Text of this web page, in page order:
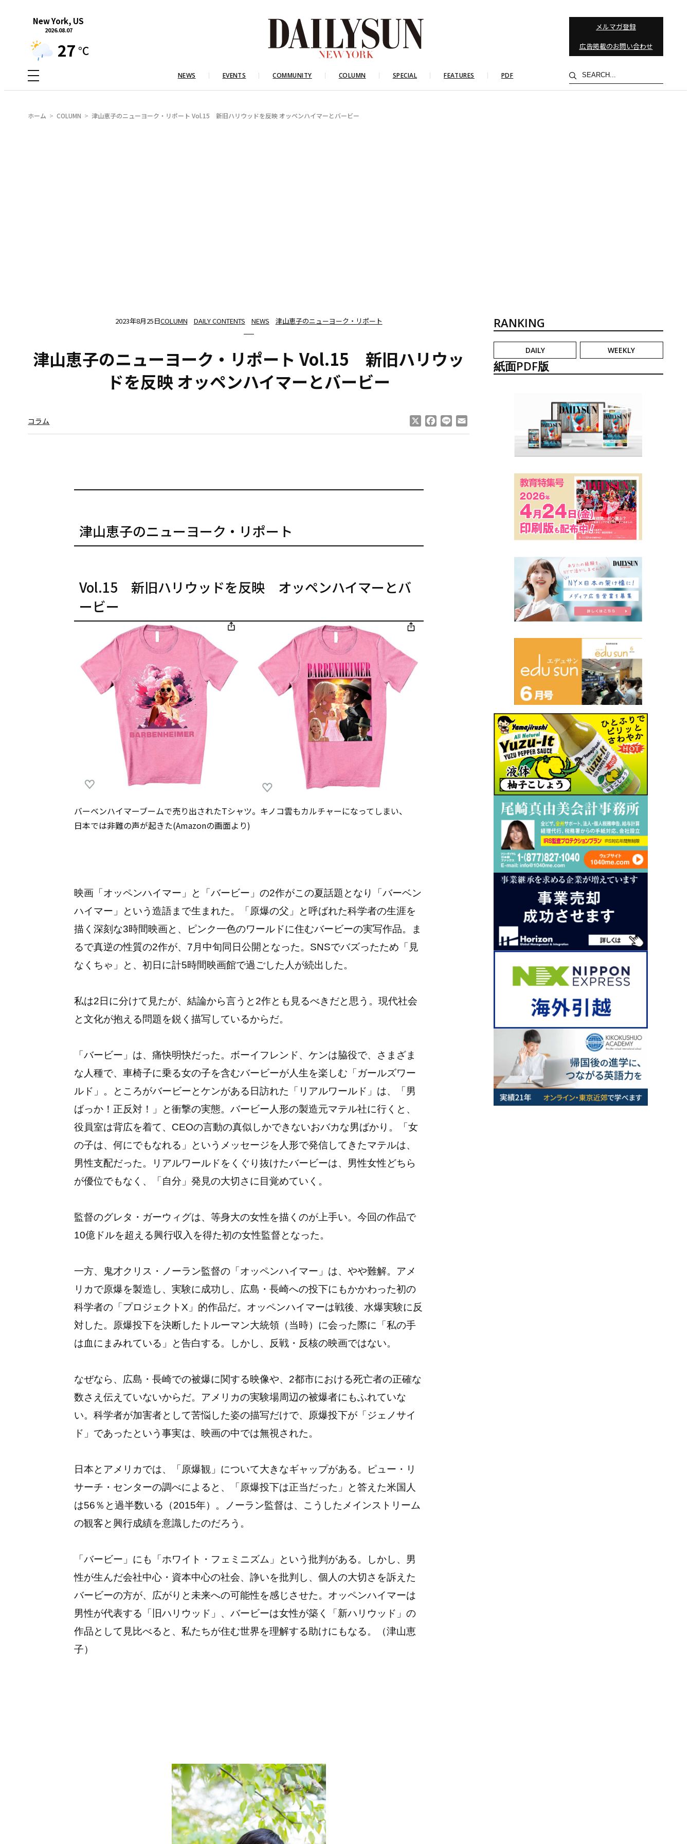
New York, US
2026.08.07
27 °C
メルマガ登録
広告掲載のお問い合わせ
NEWS EVENTS COMMUNITY COLUMN SPECIAL FEATURES PDF
検
索
ホーム COLUMN 津山恵子のニューヨーク・リポート Vol.15 新旧ハリウッドを反映 オッペンハイマーとバービー
2023年8月25日COLUMN DAILY CONTENTS NEWS 津山恵子のニューヨーク・リポート
津山恵子のニューヨーク・リポート Vol.15 新旧ハリウッ
ドを反映 オッペンハイマーとバービー
コラム Facebook
Line
津山恵子のニューヨーク・リポート
Vol.15 新旧ハリウッドを反映 オッペンハイマーとバ
ービー
バーベンハイマーブームで売り出されたTシャツ。キノコ雲もカルチャーになってしまい、
日本では非難の声が起きた(Amazonの画面より)
映画「オッペンハイマー」と「バービー」の2作がこの夏話題となり「バーベン
ハイマー」という造語まで生まれた。「原爆の父」と呼ばれた科学者の生涯を
描く深刻な3時間映画と、ピンク一色のワールドに住むバービーの実写作品。ま
るで真逆の性質の2作が、7月中旬同日公開となった。SNSでバズったため「見
なくちゃ」と、初日に計5時間映画館で過ごした人が続出した。
私は2日に分けて見たが、結論から言うと2作とも見るべきだと思う。現代社会
と文化が抱える問題を鋭く描写しているからだ。
「バービー」は、痛快明快だった。ボーイフレンド、ケンは脇役で、さまざま
な人種で、車椅子に乗る女の子を含むバービーが人生を楽しむ「ガールズワー
ルド」。ところがバービーとケンがある日訪れた「リアルワールド」は、「男
ばっか！正反対！」と衝撃の実態。バービー人形の製造元マテル社に行くと、
役員室は背広を着て、CEOの言動の真似しかできないおバカな男ばかり。「女
の子は、何にでもなれる」というメッセージを人形で発信してきたマテルは、
男性支配だった。リアルワールドをくぐり抜けたバービーは、男性女性どちら
が優位でもなく、「自分」発見の大切さに目覚めていく。
監督のグレタ・ガーウィグは、等身大の女性を描くのが上手い。今回の作品で
10億ドルを超える興行収入を得た初の女性監督となった。
一方、鬼才クリス・ノーラン監督の「オッペンハイマー」は、やや難解。アメ
リカで原爆を製造し、実験に成功し、広島・長崎への投下にもかかわった初の
科学者の「プロジェクトX」的作品だ。オッペンハイマーは戦後、水爆実験に反
対した。原爆投下を決断したトルーマン大統領（当時）に会った際に「私の手
は血にまみれている」と告白する。しかし、反戦・反核の映画ではない。
なぜなら、広島・長崎での被爆に関する映像や、2都市における死亡者の正確な
数さえ伝えていないからだ。アメリカの実験場周辺の被爆者にもふれていな
い。科学者が加害者として苦悩した姿の描写だけで、原爆投下が「ジェノサイ
ド」であったという事実は、映画の中では無視された。
日本とアメリカでは、「原爆観」について大きなギャップがある。ピュー・リ
サーチ・センターの調べによると、「原爆投下は正当だった」と答えた米国人
は56％と過半数いる（2015年）。ノーラン監督は、こうしたメインストリーム
の観客と興行成績を意識したのだろう。
「バービー」にも「ホワイト・フェミニズム」という批判がある。しかし、男
性が生んだ会社中心・資本中心の社会、諍いを批判し、個人の大切さを訴えた
バービーの方が、広がりと未来への可能性を感じさせた。オッペンハイマーは
男性が代表する「旧ハリウッド」、バービーは女性が築く「新ハリウッド」の
作品として見比べると、私たちが住む世界を理解する助けにもなる。
（津山恵
子）
RANKING
DAILY WEEKLY
紙面PDF版